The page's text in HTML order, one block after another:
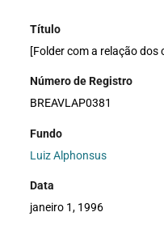
Título
[Folder com a relação dos
Número de Registro
BREAVLAP0381
Fundo
Luiz Alphonsus
Data
janeiro 1, 1996